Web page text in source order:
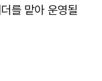
를 맡아 운영될